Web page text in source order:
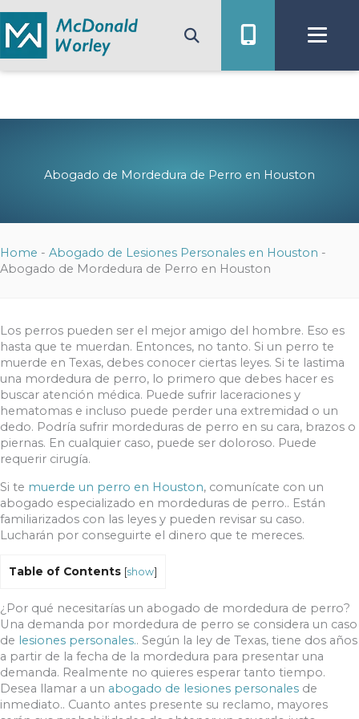
al
contenido
Abogado de Mordedura de Perro en Houston
Home - Abogado de Lesiones Personales en Houston -
Abogado de Mordedura de Perro en Houston
Los perros pueden ser el mejor amigo del hombre. Eso es
hasta que te muerdan. Entonces, no tanto. Si un perro te
muerde en Texas, debes conocer ciertas leyes. Si te lastima
una mordedura de perro, lo primero que debes hacer es
buscar atención médica. Puede sufrir laceraciones y
hematomas e incluso puede perder una extremidad o un
dedo. Podría sufrir mordeduras de perro en su cara, brazos o
piernas. En cualquier caso, puede ser doloroso. Puede
requerir cirugía.
Si te muerde un perro en Houston, comunícate con un
abogado especializado en mordeduras de perro.. Están
familiarizados con las leyes y pueden revisar su caso.
Lucharán por conseguirte el dinero que te mereces.
Table of Contents [show]
¿Por qué necesitarías un abogado de mordedura de perro?
Una demanda por mordedura de perro se considera un caso
de lesiones personales.. Según la ley de Texas, tiene dos años
a partir de la fecha de la mordedura para presentar una
demanda. Realmente no quieres esperar tanto tiempo.
Desea llamar a un abogado de lesiones personales de
inmediato.. Cuanto antes presente su reclamo, mayores